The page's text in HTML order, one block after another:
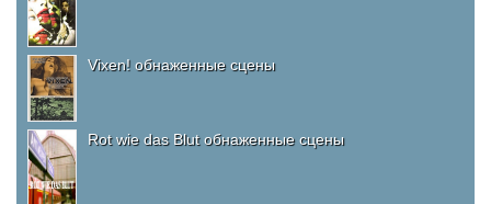
Vixen! обнаженные сцены
Rot wie das Blut обнаженные сцены